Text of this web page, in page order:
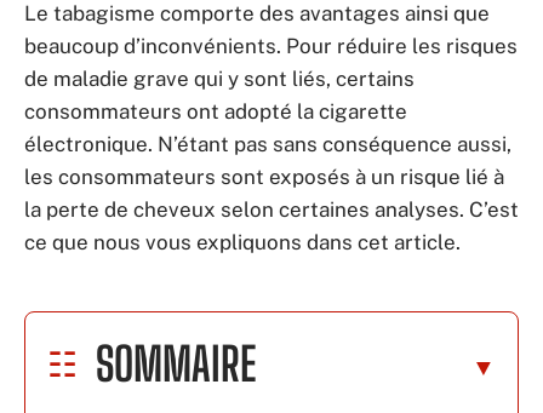
Le tabagisme comporte des avantages ainsi que
beaucoup d’inconvénients. Pour réduire les risques
de maladie grave qui y sont liés, certains
consommateurs ont adopté la cigarette
électronique. N’étant pas sans conséquence aussi,
les consommateurs sont exposés à un risque lié à
la perte de cheveux selon certaines analyses. C’est
ce que nous vous expliquons dans cet article.
SOMMAIRE